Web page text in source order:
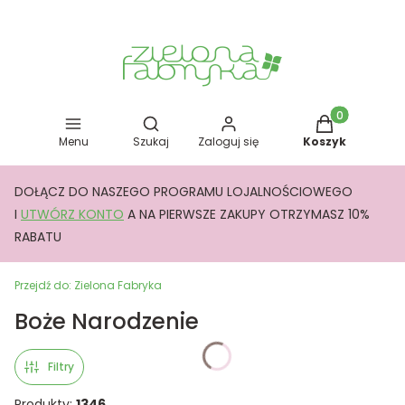
Menu
Otwórz wyszukiwarkę
Szukaj Zaloguj się
Produkty w
Koszyk
DOŁĄCZ DO NASZEGO PROGRAMU LOJALNOŚCIOWEGO
I UTWÓRZ KONTO A NA PIERWSZE ZAKUPY OTRZYMASZ 10%
RABATU
Przejdź do: Zielona Fabryka
Boże Narodzenie
Filtry